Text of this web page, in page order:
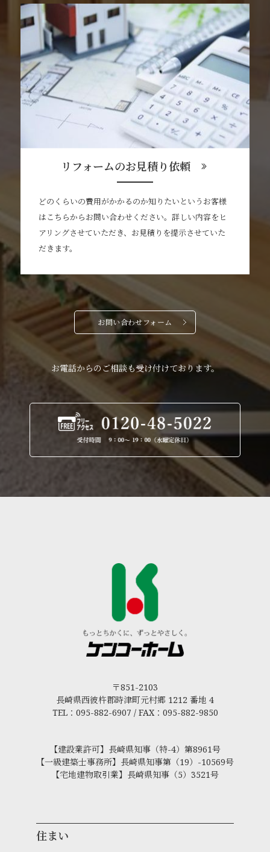
リフォームのお見積り依頼
どのくらいの費用がかかるのか知りたいというお客様
はこちらからお問い合わせください。詳しい内容をヒ
アリングさせていただき、お見積りを提示させていた
だきます。
お問い合わせフォーム
お電話からのご相談も受け付けております。
〒851-2103
長崎県西彼杵郡時津町元村郷 1212 番地 4
TEL：095-882-6907 / FAX：095-882-9850
【建設業許可】長崎県知事（特-4）第8961号
【一級建築士事務所】長崎県知事第（19）-10569号
【宅地建物取引業】長崎県知事（5）3521号
住まい